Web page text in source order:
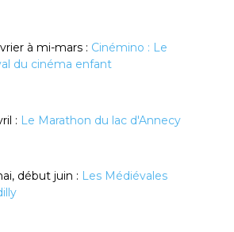
à mi-mars : Cinémino : Le
du cinéma enfant
: Le Marathon du lac d'Annecy
début juin : Les Médiévales